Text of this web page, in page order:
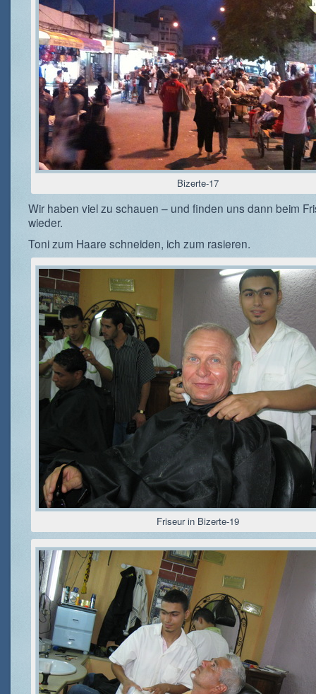
Bizerte-17
Wir haben viel zu schauen – und finden uns dann beim
wieder.
Toni zum Haare schneiden, ich zum rasieren.
Friseur in Bizerte-19